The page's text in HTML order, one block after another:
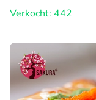
Verkocht: 442